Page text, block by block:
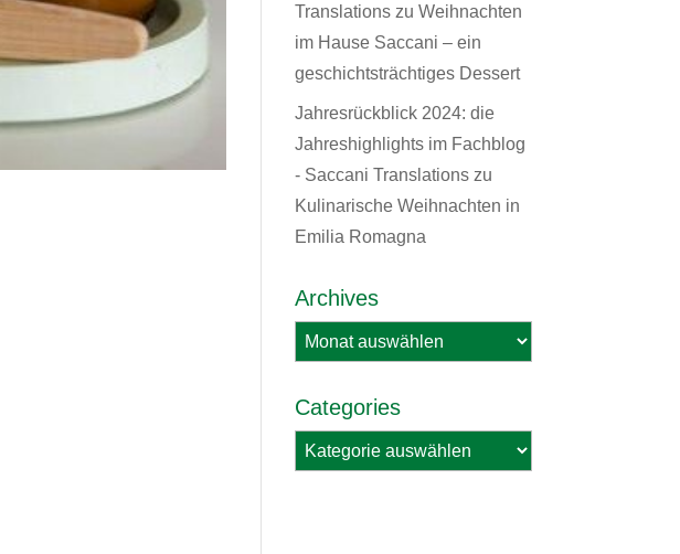
Translationszu Weihnachten
im Hause Saccani – ein
geschichtsträchtiges Dessert
Jahresrückblick 2024: die
Jahreshighlights im Fachblog
- Saccani Translationszu
Kulinarische Weihnachten in
Emilia Romagna
Archives
Archives
Categories
Categories